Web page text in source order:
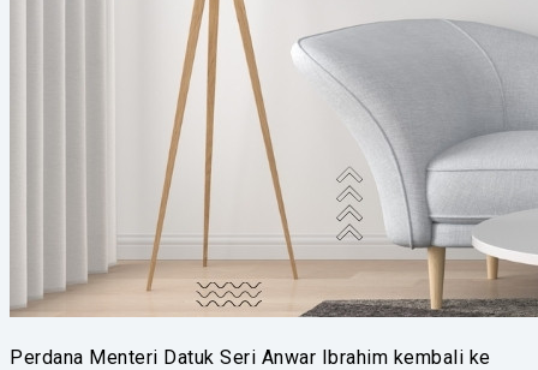
Perdana Menteri Datuk Seri Anwar Ibrahim kembali ke